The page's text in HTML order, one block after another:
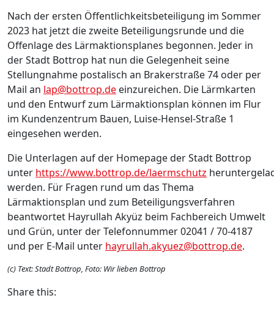
Nach der ersten Öffentlichkeitsbeteiligung im Sommer
2023 hat jetzt die zweite Beteiligungsrunde und die
Offenlage des Lärmaktionsplanes begonnen. Jeder in
der Stadt Bottrop hat nun die Gelegenheit seine
Stellungnahme postalisch an Brakerstraße 74 oder per
Mail an lap@bottrop.de einzureichen. Die Lärmkarten
und den Entwurf zum Lärmaktionsplan können im Flur
im Kundenzentrum Bauen, Luise-Hensel-Straße 1
eingesehen werden.
Die Unterlagen auf der Homepage der Stadt Bottrop
unter https://www.bottrop.de/laermschutz
werden. Für Fragen rund um das Thema
Lärmaktionsplan und zum Beteiligungsverfahren
beantwortet Hayrullah Akyüz beim Fachbereich Umwelt
und Grün, unter der Telefonnummer 02041 / 70-4187
und per E-Mail unter hayrullah.akyuez@bottrop.de.
(c) Text: Stadt Bottrop, Foto: Wir lieben Bottrop
Share this: